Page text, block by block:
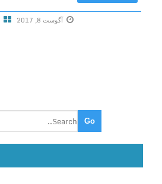
آگوست 8, 2017